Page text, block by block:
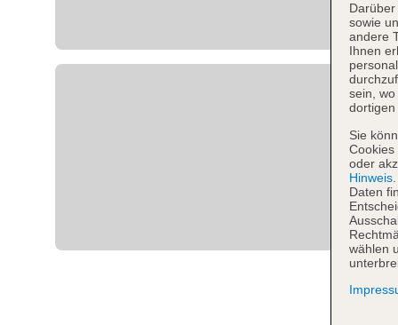
sowie
andere
Ihnen
sein,
Sie
Cookies
oder
Hinweis
Daten
wählen